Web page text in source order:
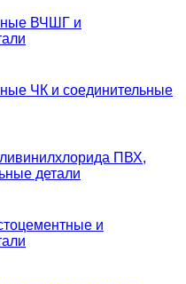
ВЧШГ и
ЧК и соединительные
ПВХ,
детали
и